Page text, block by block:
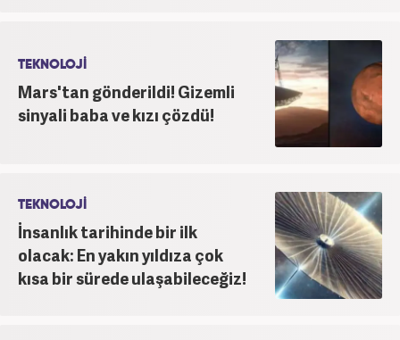
TEKNOLOJİ
Mars'tan gönderildi! Gizemli
sinyali baba ve kızı çözdü!
TEKNOLOJİ
İnsanlık tarihinde bir ilk
olacak: En yakın yıldıza çok
kısa bir sürede ulaşabileceğiz!